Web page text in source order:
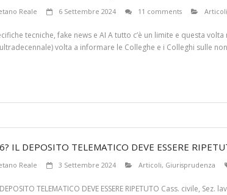
Reale 6 Settembre 2024 11 comments Articoli
tecniche, fake news e AI A tutto c’è un limite e questa
volta a informare le Colleghe e i Colleghi sulle
IL DEPOSITO TELEMATICO DEVE ESSERE
Reale 3 Settembre 2024 Articoli, Giurisprudenza
DEPOSITO TELEMATICO DEVE ESSERE RIPETUTO Cass.